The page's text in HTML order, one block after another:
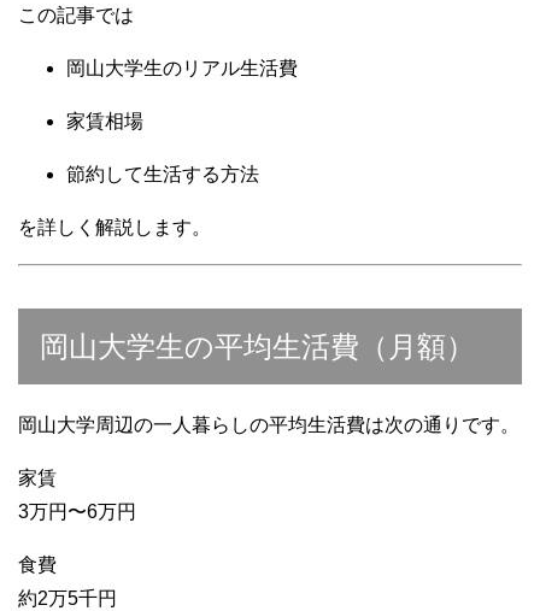
この記事では
岡山大学生のリアル生活費
家賃相場
節約して生活する方法
を詳しく解説します。
岡山大学生の平均生活費（月額）
岡山大学周辺の一人暮らしの平均生活費は次の通りです。
家賃
3万円〜6万円
食費
約2万5千円